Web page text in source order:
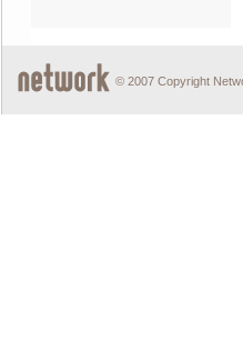
© 2007 Copyright